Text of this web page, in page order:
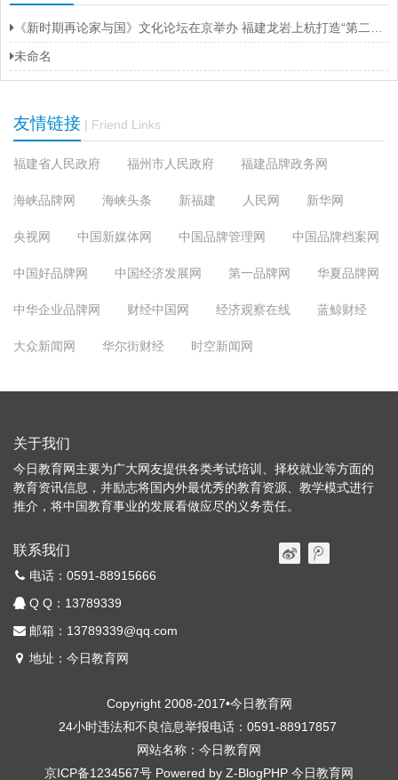
《新时期再论家与国》文化论坛在京举办 福建龙岩上杭打造“第二名片”
未命名
友情链接 | Friend Links
福建省人民政府 福州市人民政府 福建品牌政务网
海峡品牌网 海峡头条 新福建 人民网 新华网
央视网 中国新媒体网 中国品牌管理网 中国品牌档案网
中国好品牌网 中国经济发展网 第一品牌网 华夏品牌网
中华企业品牌网 财经中国网 经济观察在线 蓝鲸财经
大众新闻网 华尔街财经 时空新闻网
关于我们
今日教育网主要为广大网友提供各类考试培训、择校就业等方面的
教育资讯信息，并励志将国内外最优秀的教育资源、教学模式进行
推介，将中国教育事业的发展看做应尽的义务责任。
联系我们
电话：0591-88915666
Q Q： 13789339
邮箱：13789339@qq.com
地址：今日教育网
Copyright 2008-2017•今日教育网
24小时违法和不良信息举报电话：0591-88917857
网站名称：今日教育网
京ICP备1234567号 Powered by Z-BlogPHP 今日教育网